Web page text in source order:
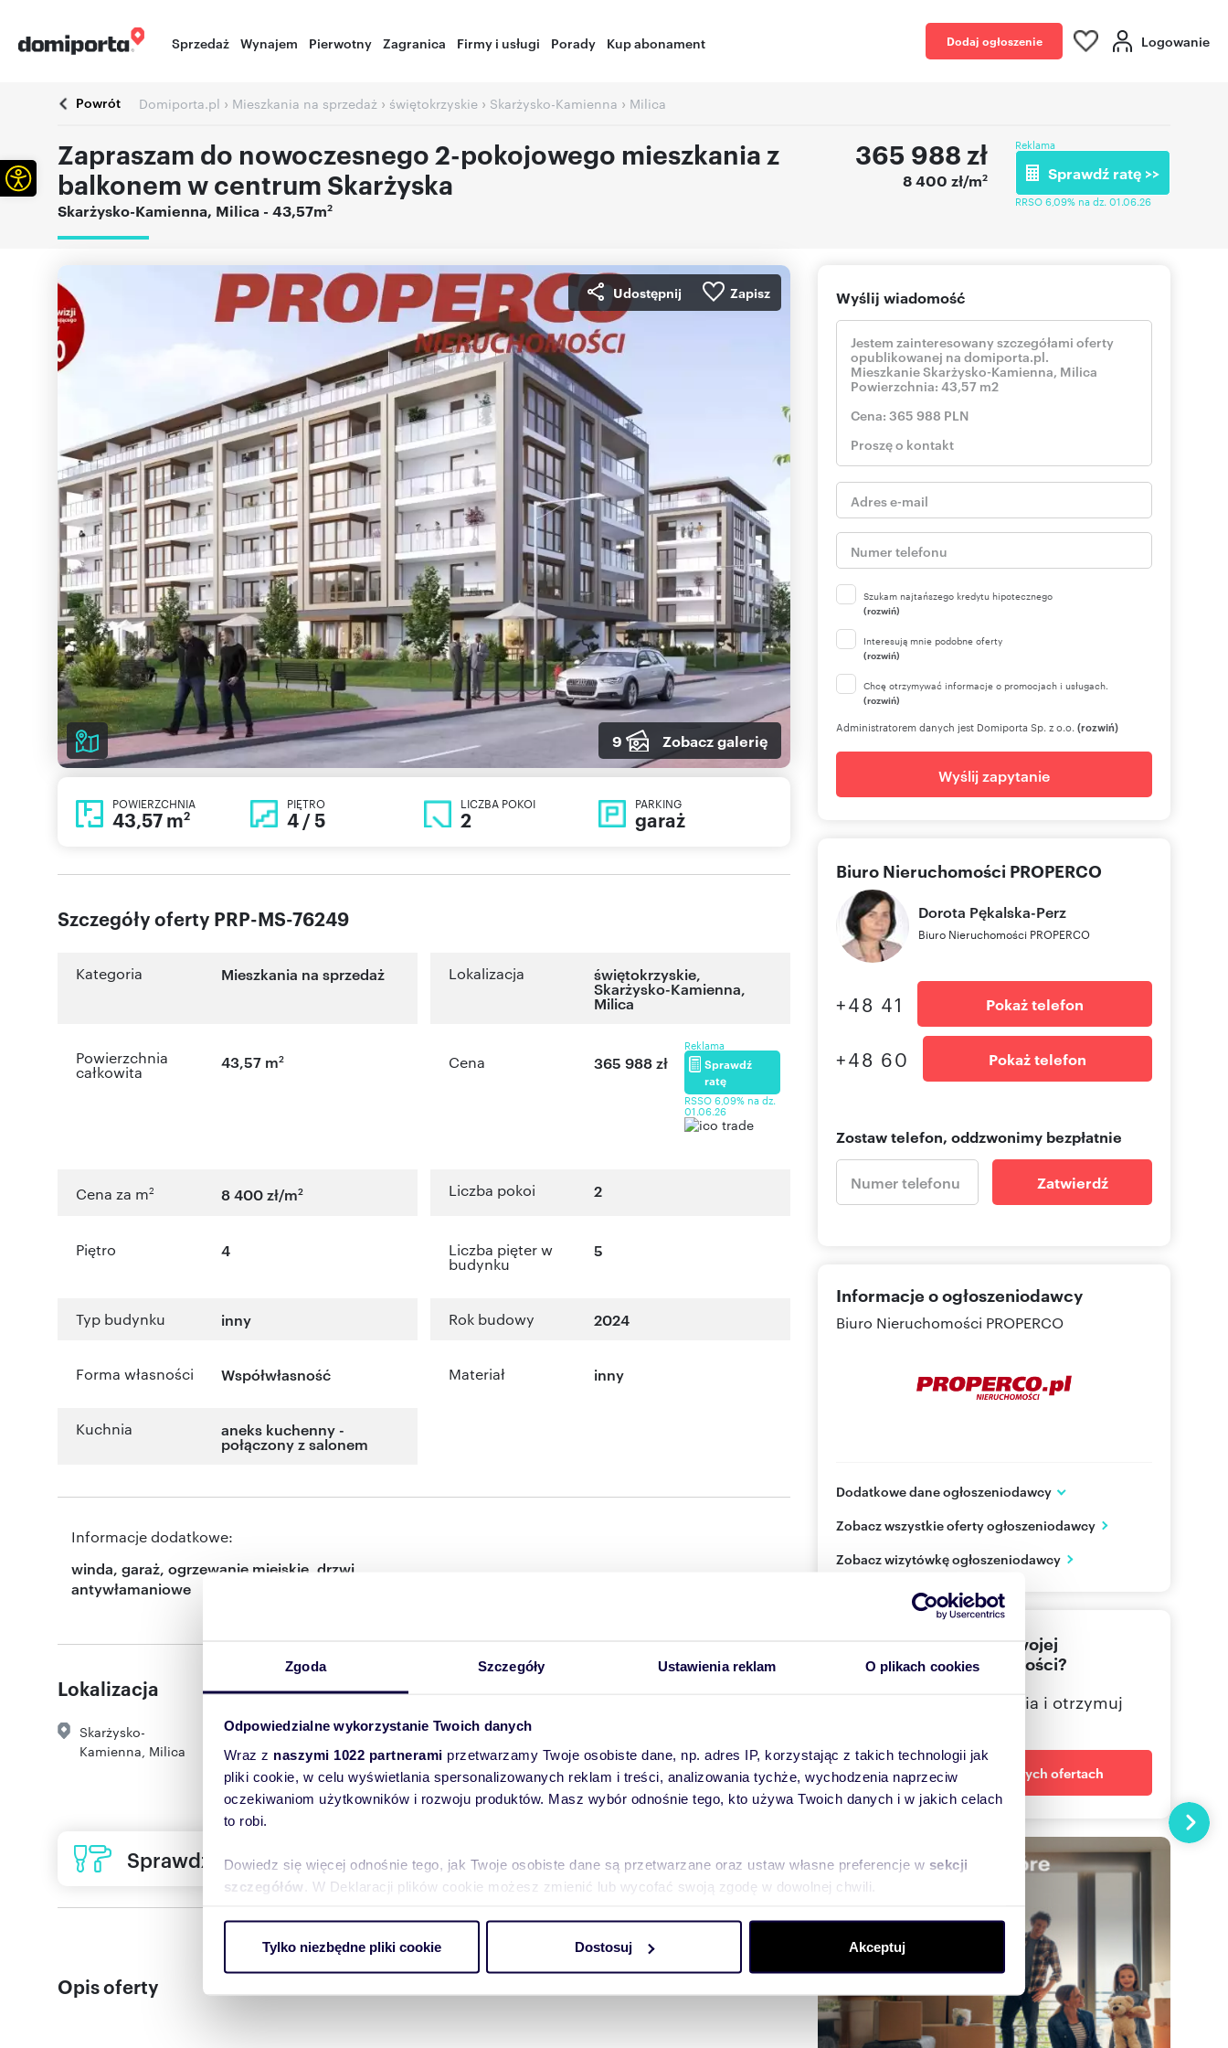
Zgoda Szczegóły Ustawienia reklam O plikach cookies
Odpowiedzialne wykorzystanie Twoich danych
Wraz z naszymi 1022 partnerami przetwarzamy Twoje osobiste dane, np. adres IP, korzystając z takich technologii jak
pliki cookie, w celu wyświetlania spersonalizowanych reklam i treści, analizowania tychże, wychodzenia naprzeciw
oczekiwaniom użytkowników i rozwoju produktów. Masz wybór odnośnie tego, kto używa Twoich danych i w jakich celach
to robi.
Dowiedz się więcej odnośnie tego, jak Twoje osobiste dane są przetwarzane oraz ustaw własne preferencje w sekcji
szczegółów . W Deklaracji plików cookie możesz zmienić lub wycofać swoją zgodę w dowolnej chwili.
ruch w naszej witrynie. Informacje o tym, jak korzystasz z naszej witryny, udostępniamy partnerom społecznościowym,
reklamowym i analitycznym. Partnerzy mogą połączyć te informacje z innymi danymi otrzymanymi od Ciebie lub
uzyskanymi podczas korzystania z ich usług.
Tylko niezbędne pliki cookie Dostosuj Akceptuj
Sprzedaż Wynajem Pierwotny Zagranica Firmy i usługi Porady Kup abonament Dodaj ogłoszenie Logowanie
Powrót Domiporta.pl › Mieszkania na sprzedaż › świętokrzyskie › Skarżysko-Kamienna › Milica
Zapraszam do nowoczesnego 2-pokojowego mieszkania z
balkonem w centrum Skarżyska
Skarżysko-Kamienna, Milica - 43,57m2
365 988 zł
8 400 zł/m2
Reklama
Sprawdź ratę >>
RRSO 6,09% na dz. 01.06.26
Udostępnij Zapisz
9 Zobacz galerię
POWIERZCHNIA
43,57 m2
PIĘTRO
4 / 5
LICZBA POKOI
2
PARKING
garaż
Szczegóły oferty PRP-MS-76249
Kategoria Mieszkania na sprzedaż Lokalizacja świętokrzyskie,
Skarżysko-Kamienna,
Milica
Powierzchnia
całkowita
43,57 m2 Cena 365 988 zł
Reklama
Sprawdź
ratę
RSSO 6,09% na dz.
01.06.26
Cena za m2 8 400 zł/m2 Liczba pokoi 2
Piętro 4 Liczba pięter w
budynku
5
Typ budynku inny Rok budowy 2024
Forma własności Współwłasność Materiał inny
Kuchnia aneks kuchenny -
połączony z salonem
Informacje dodatkowe:
winda, garaż, ogrzewanie miejskie, drzwi
antywłamaniowe
Lokalizacja
Skarżysko-
Kamienna Milica
Sprawdź ofertę usług remontowych
Opis oferty
Wyślij wiadomość
Szukam najtańszego kredytu hipotecznego
(rozwiń)
Interesują mnie podobne oferty
(rozwiń)
Chcę otrzymywać informacje o promocjach i usługach.
(rozwiń)
Administratorem danych jest Domiporta Sp. z o.o. (rozwiń)
Wyślij zapytanie
Biuro Nieruchomości PROPERCO
Dorota Pękalska-Perz
Biuro Nieruchomości PROPERCO
+48 41 Pokaż telefon
+48 60 Pokaż telefon
Zostaw telefon, oddzwonimy bezpłatnie
Zatwierdź
Informacje o ogłoszeniodawcy
Biuro Nieruchomości PROPERCO
Dodatkowe dane ogłoszeniodawcy
Kielce
PL
692024 Pokaż telefon
Zobacz wszystkie oferty ogłoszeniodawcy
Zobacz wizytówkę ogłoszeniodawcy
Nie znalazłeś jeszcze swojej
wymarzonej nieruchomości?
Określ swoje oczekiwania i otrzymuj
Powiadom o nowych ofertach
Otwórz pasek narzędzi